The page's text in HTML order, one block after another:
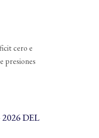
cero e
presiones
DEL